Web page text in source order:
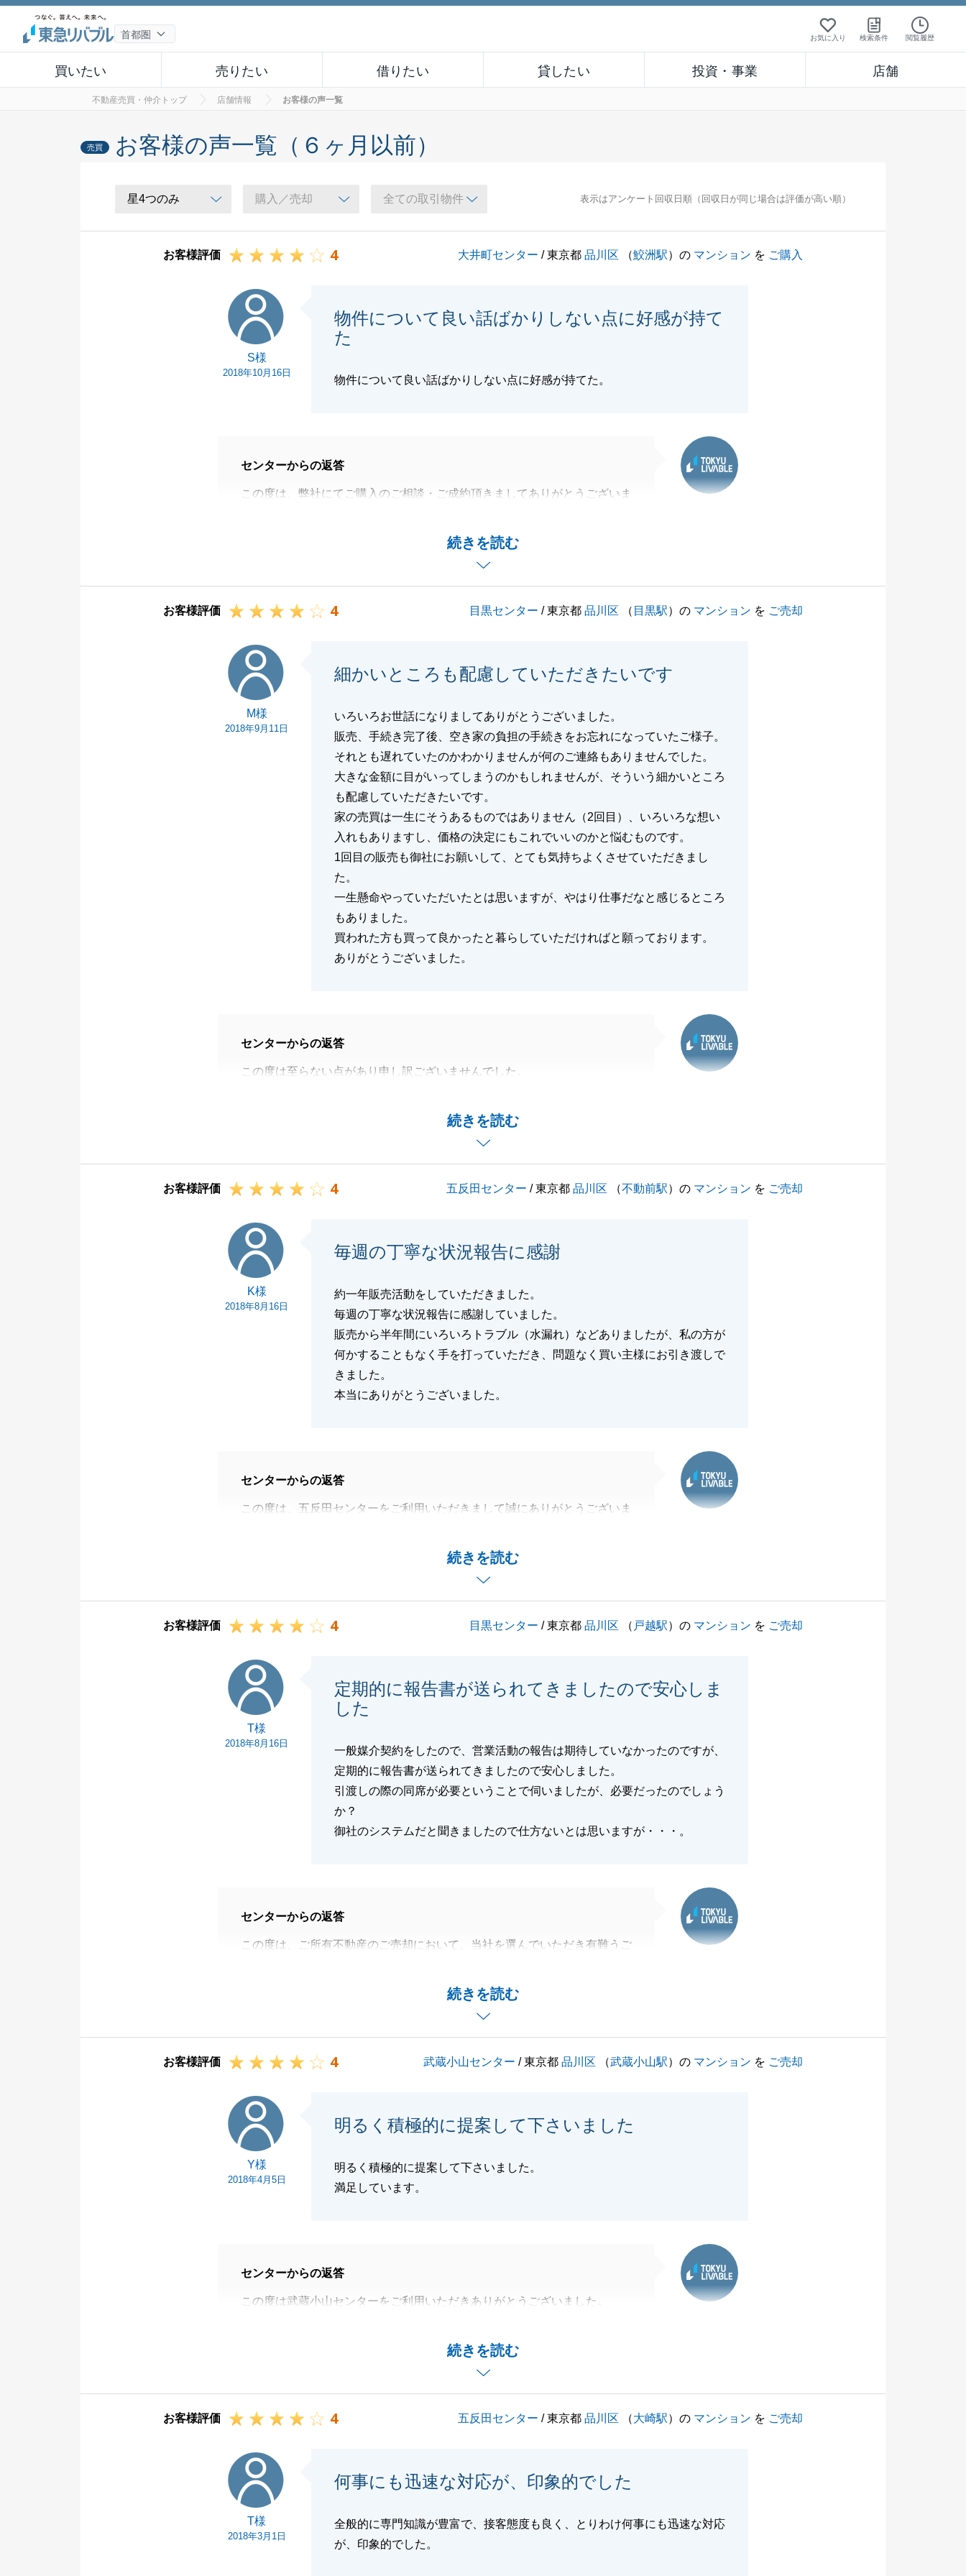
お気に入り 検索条件 閲覧履歴
買いたい 売りたい 借りたい 貸したい 投資・事業 店舗
不動産売買・仲介トップ 店舗情報 お客様の声一覧
売買 お客様の声一覧（６ヶ月以前）
表示はアンケート回収日順（回収日が同じ場合は評価が高い順）
お客様評価 4 大井町センター / 東京都品川区 （鮫洲駅）の マンション を ご購入
S様
2018年10月16日
物件について良い話ばかりしない点に好感が持て
た
物件について良い話ばかりしない点に好感が持てた。
続きを読む
センターからの返答
この度は、弊社にてご購入のご相談・ご成約頂きましてありがとうございま
S様のお買換えのお手伝いができましたとこ、大変感謝しております。
またお手伝いできる機会がございましたら、是非よろしくお願い致します。
お客様評価 4 目黒センター / 東京都品川区 （ 目黒駅）の マンション を ご売却
M様
2018年9月11日
細かいところも配慮していただきたいです
いろいろお世話になりましてありがとうございました。
販売、手続き完了後、空き家の負担の手続きをお忘れになっていたご様子。
それとも遅れていたのかわかりませんが何のご連絡もありませんでした。
大きな金額に目がいってしまうのかもしれませんが、そういう細かいところ
も配慮していただきたいです。
家の売買は一生にそうあるものではありません（2回目）、いろいろな想い
入れもありますし、価格の決定にもこれでいいのかと悩むものです。
1回目の販売も御社にお願いして、とても気持ちよくさせていただきまし
た。
一生懸命やっていただいたとは思いますが、やはり仕事だなと感じるところ
もありました。
買われた方も買って良かったと暮らしていただければと願っております。
ありがとうございました。
続きを読む
センターからの返答
この度は至らない点があり申し訳ございませんでした。
お客様評価 4 五反田センター / 東京都品川区 （不動前駅）の マンション を ご売却
K様
2018年8月16日
毎週の丁寧な状況報告に感謝
約一年販売活動をしていただきました。
毎週の丁寧な状況報告に感謝していました。
販売から半年間にいろいろトラブル（水漏れ）などありましたが、私の方が
何かすることもなく手を打っていただき、問題なく買い主様にお引き渡しで
きました。
本当にありがとうございました。
続きを読む
センターからの返答
この度は、五反田センターをご利用いただきまして誠にありがとうございま
お客様の大切なお住まいのご売却を、時間がかかってしまいましたが微力な
がらお手伝いでき、またお役にたてたこと大変光栄でございます。
ができました。
い申し上げます。
閉じる
お客様評価 4 目黒センター / 東京都品川区 （ 戸越駅）の マンション を ご売却
T様
2018年8月16日
定期的に報告書が送られてきましたので安心しま
した
一般媒介契約をしたので、営業活動の報告は期待していなかったのですが、
定期的に報告書が送られてきましたので安心しました。
引渡しの際の同席が必要ということで伺いましたが、必要だったのでしょう
か？
御社のシステムだと聞きましたので仕方ないとは思いますが・・・。
続きを読む
センターからの返答
この度は、ご所有不動産のご売却において、当社を選んでいただき有難うご
販売価格のご相談や、急なスケジュールのご調整など迅速なご対応頂き、誠
今後ともよろしくお願い致します。
お客様評価 4 武蔵小山センター / 東京都品川区 （武蔵小山駅）の マンション を ご売却
Y様
2018年4月5日
明るく積極的に提案して下さいました
明るく積極的に提案して下さいました。
満足しています。
続きを読む
センターからの返答
この度は武蔵小山センターをご利用いただきありがとうございました。
線、東急グループの強みを活かし、弊社にて素敵な買主様を見つけることが
閉じる
お客様評価 4 五反田センター / 東京都品川区 （大崎駅）の マンション を ご売却
T様
2018年3月1日
何事にも迅速な対応が、印象的でした
全般的に専門知識が豊富で、接客態度も良く、とりわけ何事にも迅速な対応
が、印象的でした。